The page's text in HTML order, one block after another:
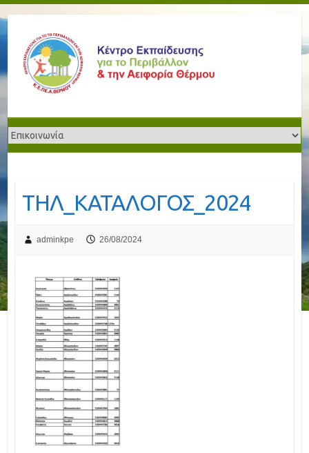
ΤΗΛ_ΚΑΤΑΛΟΓΟΣ_2024
adminkpe 26/08/2024